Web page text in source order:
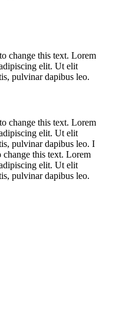
change this text. Lorem
elit. Ut elit
pulvinar dapibus leo.
change this text. Lorem
elit. Ut elit
pulvinar dapibus leo. I
this text. Lorem
elit. Ut elit
pulvinar dapibus leo.